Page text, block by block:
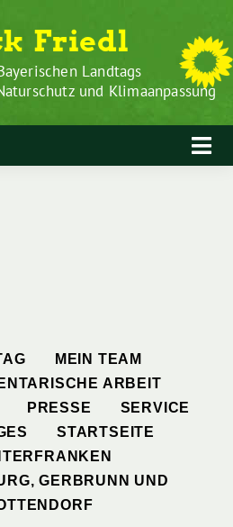
Friedl
Landtags
und Klimaanpassung
MEIN TEAM
ARBEIT
PRESSE
SERVICE
STARTSEITE
GERBRUNN UND